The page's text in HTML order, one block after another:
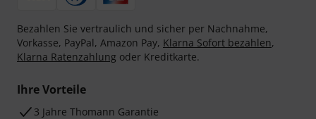
Bezahlen Sie vertraulich und sicher per Nachnahme,
Vorkasse, PayPal, Amazon Pay, Klarna Sofort bezahlen,
Klarna Ratenzahlung oder Kreditkarte.
Ihre Vorteile
3 Jahre Thomann Garantie